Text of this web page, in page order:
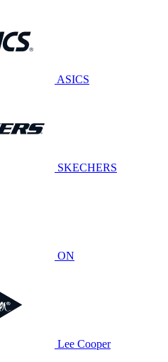
ASICS
SKECHERS
ON
Lee Cooper